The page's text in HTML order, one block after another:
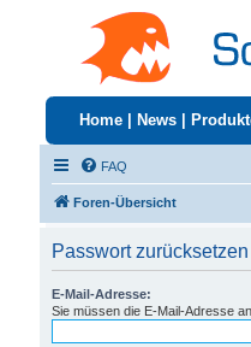
Home News
FAQ
Foren-Übersicht
Passwort zurücksetzen
E-Mail-Adresse:
Sie müssen die E-Mail-Adresse